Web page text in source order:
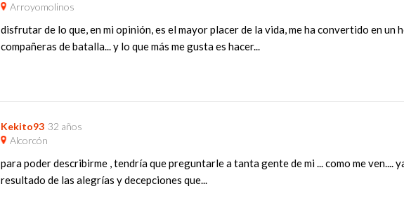
Arroyomolinos
disfrutar de lo que, en mi opinión, es el mayor placer de la vida, me ha convertido en un
compañeras de batalla... y lo que más me gusta es hacer...
Kekito93 32 años
Alcorcón
para poder describirme , tendría que preguntarle a tanta gente de mi ... como me ven....
resultado de las alegrías y decepciones que...